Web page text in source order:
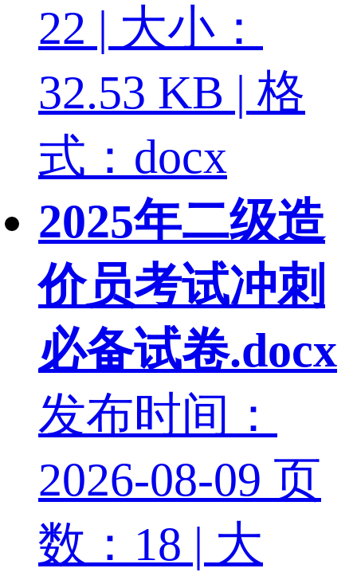
22 | 大小：
32.53 KB | 格
式：docx
2025年二级造
价员考试冲刺
必备试卷.docx
发布时间：
2026-08-09 页
数：18 | 大